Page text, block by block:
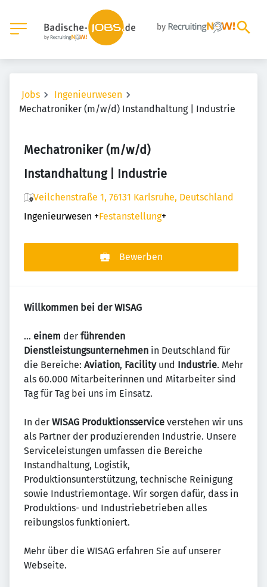
Jobs
Ingenieurwesen
Mechatroniker (m/w/d) Instandhaltung | Industrie
Mechatroniker (m/w/d)
Instandhaltung | Industrie
Veilchenstraße 1, 76131 Karlsruhe, Deutschland
Ingenieurwesen +Festanstellung+
Bewerben
Willkommen bei der WISAG
… einem der führenden
Dienstleistungsunternehmen in Deutschland für
die Bereiche: Aviation, Facility und Industrie. Mehr
als 60.000 Mitarbeiterinnen und Mitarbeiter sind
Tag für Tag bei uns im Einsatz.
In der WISAG Produktionsservice verstehen wir uns
als Partner der produzierenden Industrie. Unsere
Serviceleistungen umfassen die Bereiche
Instandhaltung, Logistik,
Produktionsunterstützung, technische Reinigung
sowie Industriemontage. Wir sorgen dafür, dass in
Produktions- und Industriebetrieben alles
reibungslos funktioniert.
Mehr über die WISAG erfahren Sie auf unserer
Webseite.